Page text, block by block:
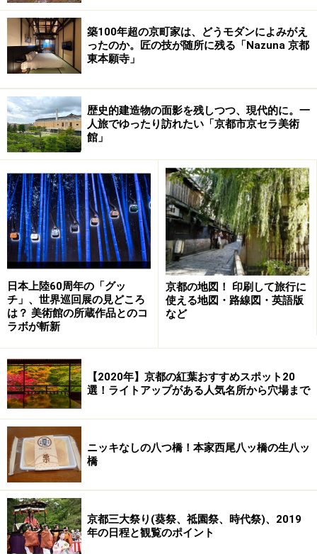
営業時間：12:00～15:00（L.O.13:45）、17:30～
22:00（L.O.21:00）
定休日：水曜日
■枝魯枝魯 ひとしな
1皿1皿に驚きのある創作和食店。4000円弱のおまかせコ
ース1種類のみの展開です。肩肘はらずにすむ気軽な雰
囲気なので、デートなどにも使えます。
住所：京都府京都市下京区難波町420-7
TEL：075-343-7070
営業時間： 17:30～23:00
定休日：毎月最終月曜日
■京料理 たにぐち
街のど真ん中にあり、気さくな雰囲気の和食店。地元の
上品なご婦人などがよく来ておられます。この場所で夜
のコースは4000円からというのも驚きですが、昼の定食
はさらに値打ちありです。
住所：京都市中京区四条大橋西詰柏屋町171
築100年超の京町家は、どうモダンによみがえ
ったのか。匠の技が随所に残る「Nazuna 京都
東本願寺」
歴史的建造物の面影を残しつつ、現代的に。一
人旅でゆったり訪れたい「京都市京セラ美術
館」
日本上陸60周年の「グッ
チ」、世界巡回展の見どころ
は？ 美術館の所蔵作品とのコ
ラボが斬新
京都の地図！ 印刷して旅行に
使える地図・路線図・英語版
など
【2020年】京都の紅葉おすすめスポット20
選！ライトアップがある人気名所から穴場まで
ニッキなしの八つ橋！本家西尾八ッ橋の生八ッ
橋
京都三大祭り(葵祭、祗園祭、時代祭)、2019
年の日程と観覧のポイント